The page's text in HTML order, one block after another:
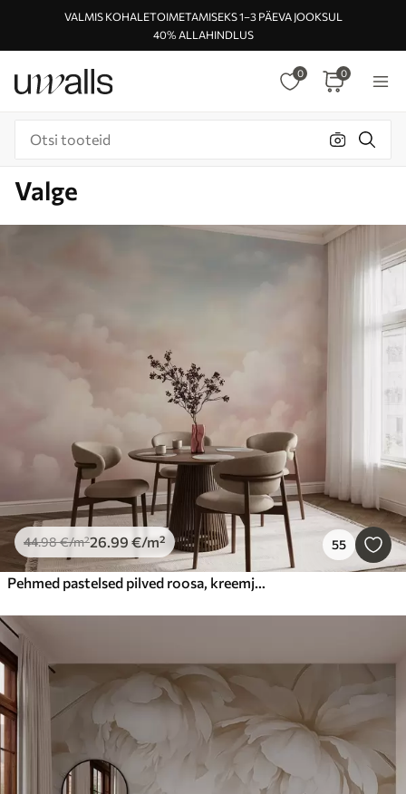
VALMIS KOHALETOIMETAMISEKS 1–3 PÄEVA JOOKSUL
40% ALLAHINDLUS
0 0
Valge
44.98€/m²26.99 €/m² 55
Pehmed pastelsed pilved roosa, kreemja ja sinise toonides